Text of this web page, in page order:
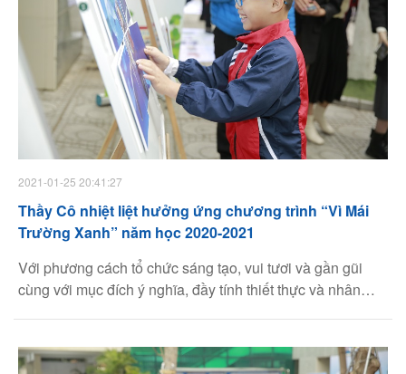
2021-01-25 20:41:27
Thầy Cô nhiệt liệt hưởng ứng chương trình “Vì Mái
Trường Xanh” năm học 2020-2021
Với phương cách tổ chức sáng tạo, vui tươi và gần gũi
cùng với mục đích ý nghĩa, đầy tính thiết thực và nhân